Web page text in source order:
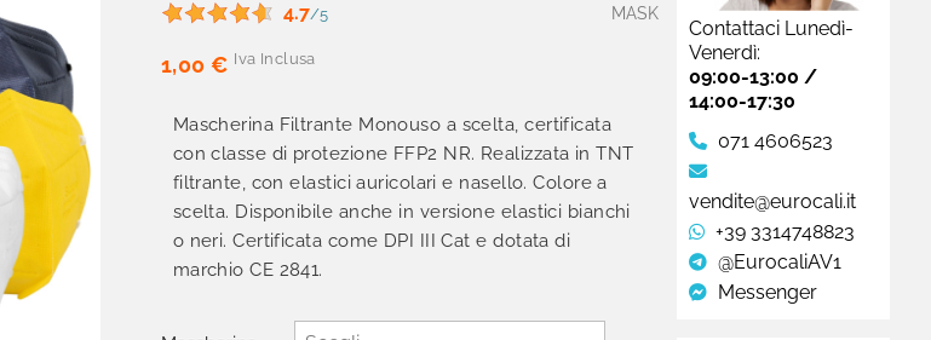
MASK
4.7/5
1,00 € Iva Inclusa
Mascherina Filtrante Monouso a scelta, certificata
con classe di protezione FFP2 NR. Realizzata in TNT
filtrante, con elastici auricolari e nasello. Colore a
scelta. Disponibile anche in versione elastici bianchi
o neri. Certificata come DPI III Cat e dotata di
marchio CE 2841.
Contattaci Lunedì-
Venerdì:
09:00-13:00 /
14:00-17:30
071 4606523
vendite@eurocali.it
+39 3314748823
@EurocaliAV1
Messenger